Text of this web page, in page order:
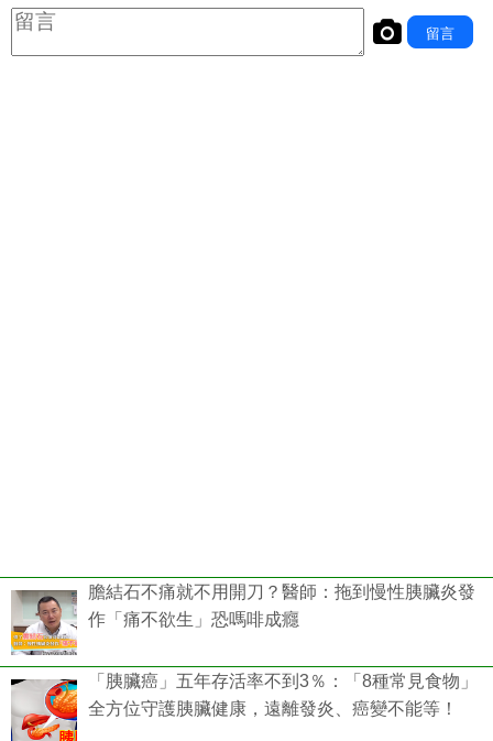
膽結石不痛就不用開刀？醫師：拖到慢性胰臟炎發
作「痛不欲生」恐嗎啡成癮
「胰臟癌」五年存活率不到3％：「8種常見食物」
全方位守護胰臟健康，遠離發炎、癌變不能等！